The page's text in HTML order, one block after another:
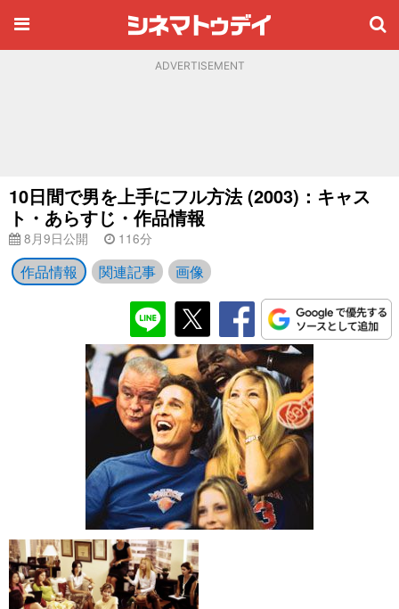
ADVERTISEMENT
10日間で男を上手にフル方法 (2003)：キャス
ト・あらすじ・作品情報
8月9日公開 116分
作品情報 関連記事 画像